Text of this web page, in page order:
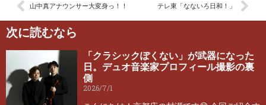
山中真アナウンサー大変身っ！！ テレ東「なないろ日和！」
次に読むなら
「クラシックぽくない」が武器になった
日。デュオ音楽家プロフィール撮影の裏
側
2026/7/1